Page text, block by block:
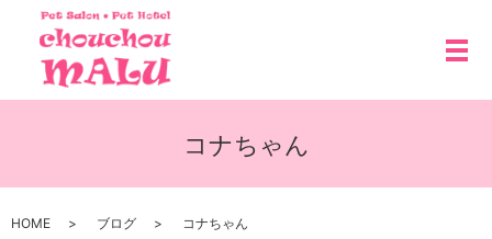
メ
コナちゃん
HOME ブログ コナちゃん